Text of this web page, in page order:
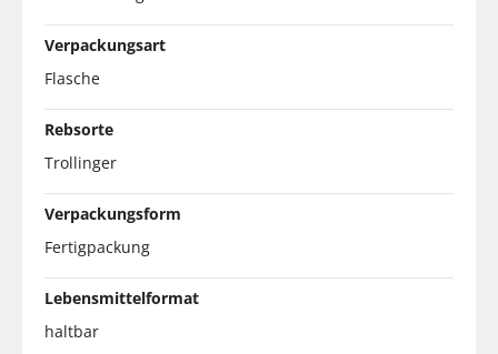
Verpackungsart
Flasche
Rebsorte
Trollinger
Verpackungsform
Fertigpackung
Lebensmittelformat
haltbar